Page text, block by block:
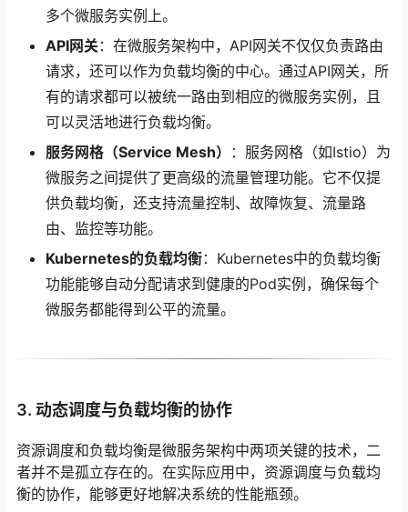
多个微服务实例上。
API网关：在微服务架构中，API网关不仅仅负责路由
请求，还可以作为负载均衡的中心。通过API网关，所
有的请求都可以被统一路由到相应的微服务实例，且
可以灵活地进行负载均衡。
服务网格（Service Mesh）
：服务网格（如Istio）为
微服务之间提供了更高级的流量管理功能。它不仅提
供负载均衡，还支持流量控制、故障恢复、流量路
由、监控等功能。
Kubernetes的负载均衡：Kubernetes中的负载均衡
功能能够自动分配请求到健康的Pod实例，确保每个
微服务都能得到公平的流量。
3. 动态调度与负载均衡的协作
资源调度和负载均衡是微服务架构中两项关键的技术，二
者并不是孤立存在的。在实际应用中，资源调度与负载均
衡的协作，能够更好地解决系统的性能瓶颈。